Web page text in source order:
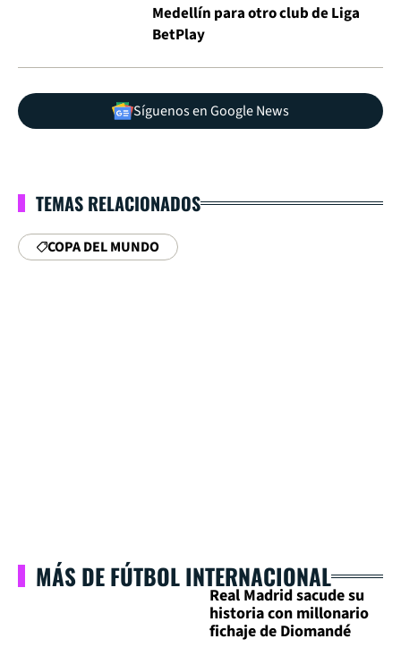
Medellín para otro club de Liga
BetPlay
Síguenos en Google News
TEMAS RELACIONADOS
COPA DEL MUNDO
MÁS DE FÚTBOL INTERNACIONAL
Real Madrid sacude su
historia con millonario
fichaje de Diomandé